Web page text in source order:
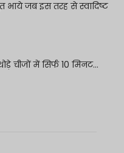
भाये जब इस तरह से स्वादिष्ट
चीजों में सिर्फ 10 मिनट...